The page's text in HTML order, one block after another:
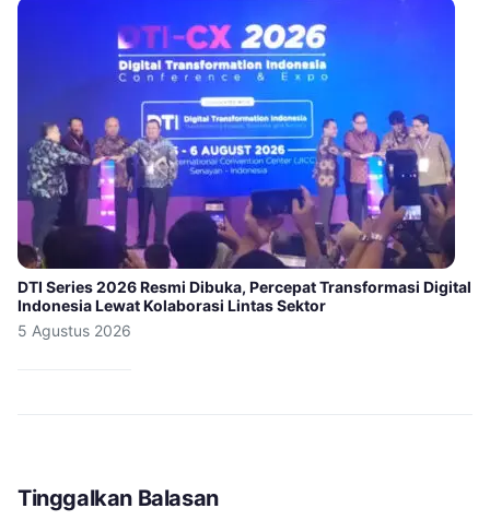
DTI Series 2026 Resmi Dibuka, Percepat Transformasi Digital
Indonesia Lewat Kolaborasi Lintas Sektor
5 Agustus 2026
Tinggalkan Balasan